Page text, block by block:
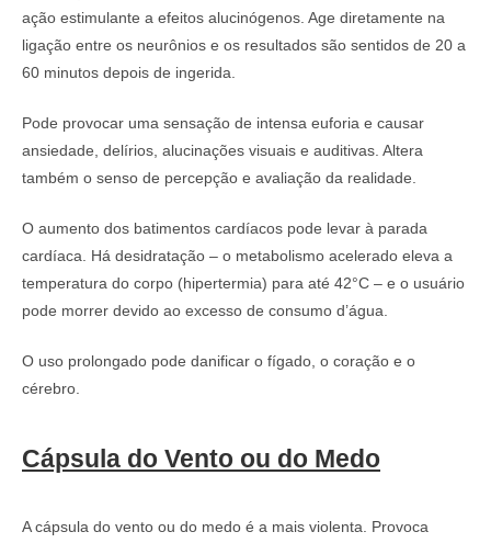
ação estimulante a efeitos alucinógenos. Age diretamente na
ligação entre os neurônios e os resultados são sentidos de 20 a
60 minutos depois de ingerida.
Pode provocar uma sensação de intensa euforia e causar
ansiedade, delírios, alucinações visuais e auditivas. Altera
também o senso de percepção e avaliação da realidade.
O aumento dos batimentos cardíacos pode levar à parada
cardíaca. Há desidratação – o metabolismo acelerado eleva a
temperatura do corpo (hipertermia) para até 42°C – e o usuário
pode morrer devido ao excesso de consumo d’água.
O uso prolongado pode danificar o fígado, o coração e o
cérebro.
Cápsula do Vento ou do Medo
A cápsula do vento ou do medo é a mais violenta. Provoca